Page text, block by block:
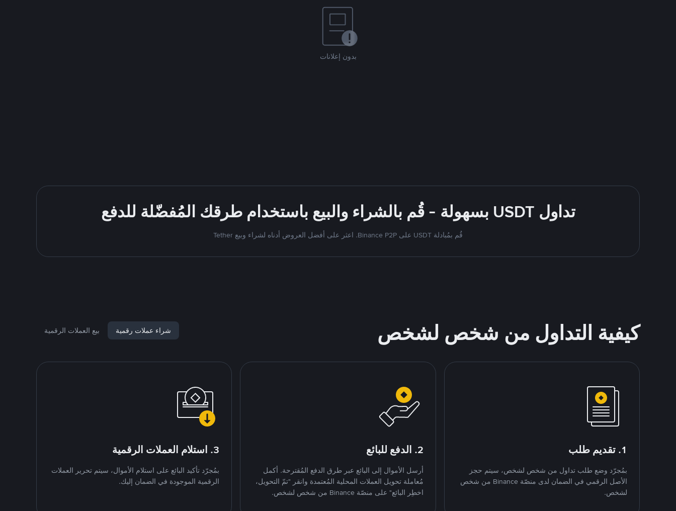
بدون إعلانات
تداول USDT بسهولة - قُم بالشراء والبيع باستخدام طرقك المُفضّلة للدفع
قُم بمُبادلة USDT على Binance P2P. اعثر على أفضل العروض أدناه لشراء وبيع Tether
كيفية التداول من شخص لشخص شراء عملات رقمية بيع العملات الرقمية
1. تقديم طلب
بمُجرّد وضع طلب تداول من شخص لشخص، سيتم حجز
الأصل الرقمي في الضمان لدى منصّة Binance من شخص
لشخص.
2. الدفع للبائع
أرسل الأموال إلى البائع عبر طرق الدفع المُقترحة. أكمل
مُعاملة تحويل العملات المحلية المُعتمدة وانقر "تمّ التحويل،
اخطِر البائع" على منصّة Binance من شخص لشخص.
3. استلام العملات الرقمية
بمُجرّد تأكيد البائع على استلام الأموال، سيتم تحرير العملات
الرقمية الموجودة في الضمان إليك.